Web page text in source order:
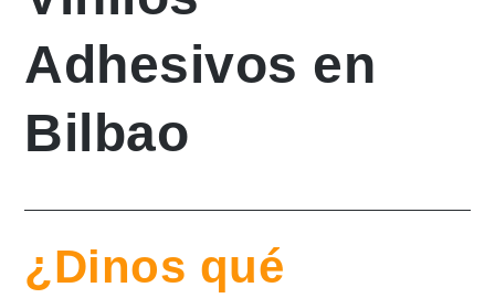
Adhesivos en
Bilbao
¿Dinos qué